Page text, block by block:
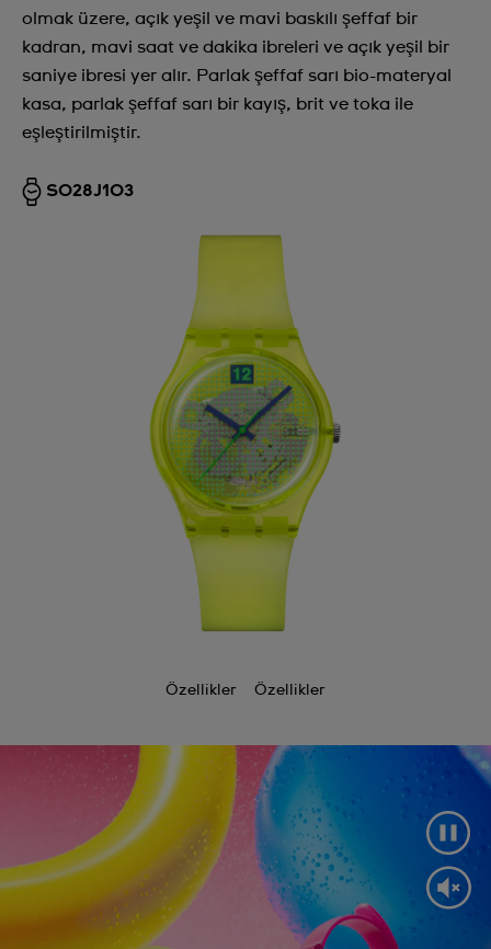
olmak üzere, açık yeşil ve mavi baskılı şeffaf bir
kadran, mavi saat ve dakika ibreleri ve açık yeşil bir
saniye ibresi yer alır. Parlak şeffaf sarı bio-materyal
kasa, parlak şeffaf sarı bir kayış, brit ve toka ile
eşleştirilmiştir.
SO28J103
Özellikler Özellikler